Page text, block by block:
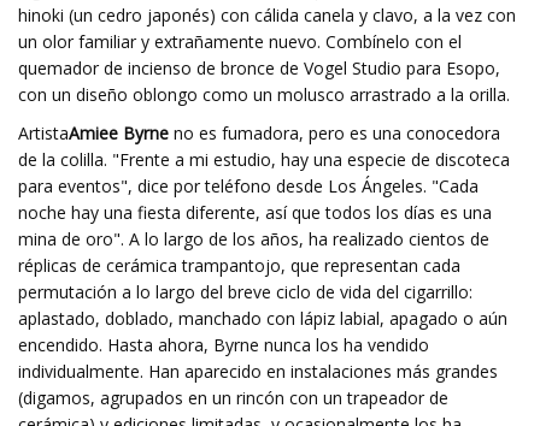
hinoki (un cedro japonés) con cálida canela y clavo, a la vez con
un olor familiar y extrañamente nuevo. Combínelo con el
quemador de incienso de bronce de Vogel Studio para Esopo,
con un diseño oblongo como un molusco arrastrado a la orilla.
ArtistaAmiee Byrne no es fumadora, pero es una conocedora
de la colilla. "Frente a mi estudio, hay una especie de discoteca
para eventos", dice por teléfono desde Los Ángeles. "Cada
noche hay una fiesta diferente, así que todos los días es una
mina de oro". A lo largo de los años, ha realizado cientos de
réplicas de cerámica trampantojo, que representan cada
permutación a lo largo del breve ciclo de vida del cigarrillo:
aplastado, doblado, manchado con lápiz labial, apagado o aún
encendido. Hasta ahora, Byrne nunca los ha vendido
individualmente. Han aparecido en instalaciones más grandes
(digamos, agrupados en un rincón con un trapeador de